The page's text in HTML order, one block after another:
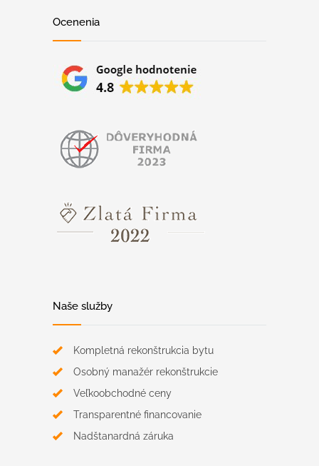
Ocenenia
Naše služby
Kompletná rekonštrukcia bytu
Osobný manažér rekonštrukcie
Veľkoobchodné ceny
Transparentné financovanie
Nadštanardná záruka